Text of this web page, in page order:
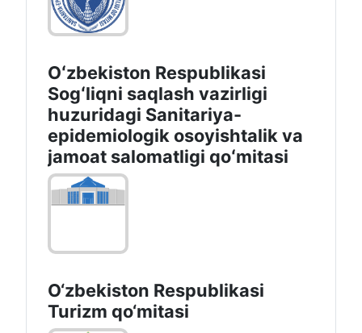
Oʻzbekiston Respublikasi
Sogʻliqni saqlash vazirligi
huzuridagi Sanitariya-
epidemiologik osoyishtalik va
jamoat salomatligi qoʻmitasi
O‘zbekiston Respublikasi
Turizm qo‘mitasi